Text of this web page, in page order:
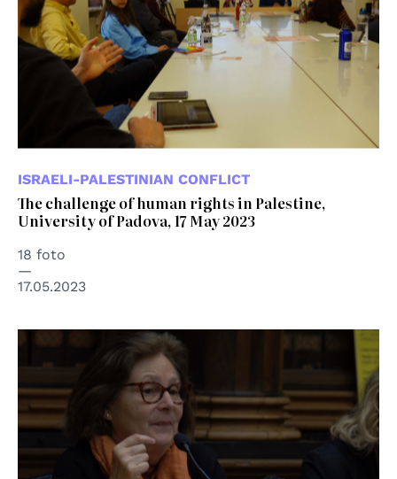
ISRAELI-PALESTINIAN CONFLICT
The challenge of human rights in Palestine,
University of Padova, 17 May 2023
18 foto
17.05.2023